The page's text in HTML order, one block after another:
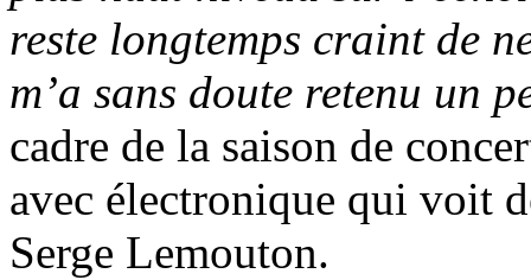
reste longtemps craint de
m’a sans doute retenu un
cadre de la saison de
avec électronique qui voit
Serge Lemouton.